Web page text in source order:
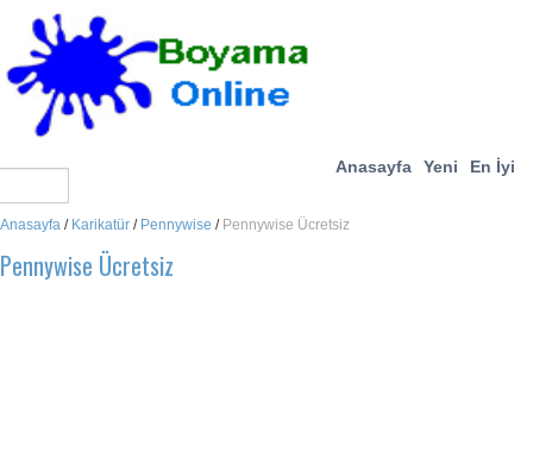
Anasayfa Yeni En İyi
Anasayfa / Karikatür / Pennywise / Pennywise Ücretsiz
Pennywise Ücretsiz